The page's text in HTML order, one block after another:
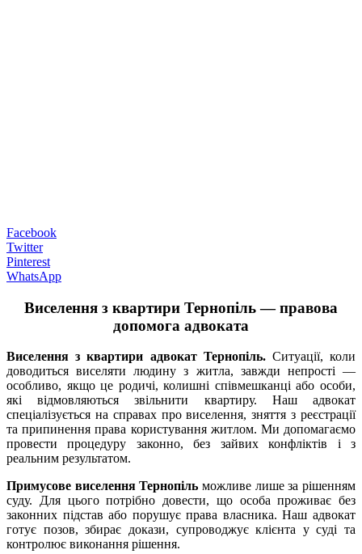
Facebook
Twitter
Pinterest
WhatsApp
Виселення з квартири Тернопіль — правова
допомога адвоката
Виселення з квартири адвокат Тернопіль.Ситуації, коли
доводиться виселяти людину з житла, завжди непрості —
особливо, якщо це родичі, колишні співмешканці або особи,
які відмовляються звільнити квартиру. Наш адвокат
спеціалізується на справах про виселення, зняття з реєстрації
та припинення права користування житлом. Ми допомагаємо
провести процедуру законно, без зайвих конфліктів і з
реальним результатом.
Примусове виселення Тернопіль можливе лише за рішенням
суду. Для цього потрібно довести, що особа проживає без
законних підстав або порушує права власника. Наш адвокат
готує позов, збирає докази, супроводжує клієнта у суді та
контролює виконання рішення.